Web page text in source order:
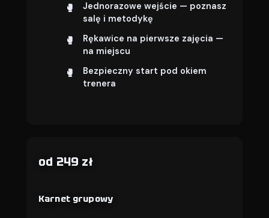
Jednorazowe wejście — poznasz
salę i metodykę
Rękawice na pierwsze zajęcia —
na miejscu
Bezpieczny start pod okiem
trenera
od 249 zł
Karnet grupowy